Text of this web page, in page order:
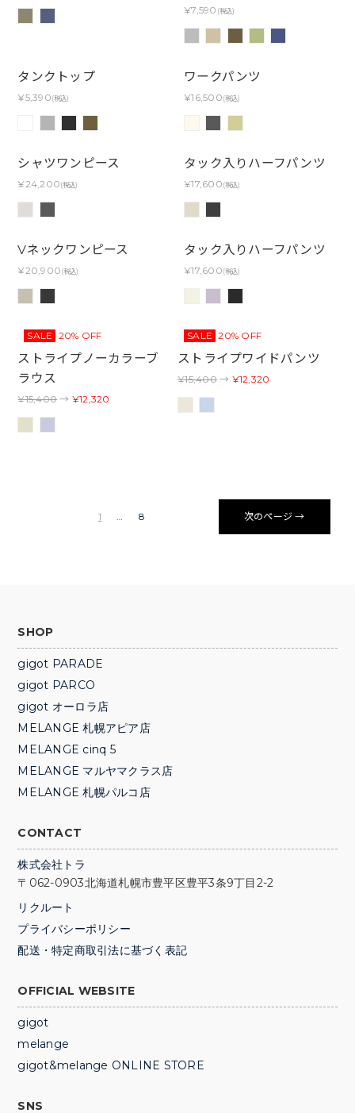
¥7,590 (税込)
タンクトップ
¥5,390 (税込)
ワークパンツ
¥16,500 (税込)
シャツワンピース
¥24,200 (税込)
タック入りハーフパンツ
¥17,600 (税込)
Vネックワンピース
¥20,900 (税込)
タック入りハーフパンツ
¥17,600 (税込)
SALE 20% OFF
ストライプノーカラーブ
ラウス
¥15,400 → ¥12,320
SALE 20% OFF
ストライプワイドパンツ
¥15,400→ ¥12,320
1 … 8 次のページ →
SHOP
gigot PARADE
gigot PARCO
gigot オーロラ店
MELANGE 札幌アピア店
MELANGE cinq 5
MELANGE マルヤマクラス店
MELANGE 札幌パルコ店
CONTACT
株式会社トラ
〒062-0903北海道札幌市豊平区豊平3条9丁目2-2
リクルート
プライバシーポリシー
配送・特定商取引法に基づく表記
OFFICIAL WEBSITE
gigot
melange
gigot&melange ONLINE STORE
SNS